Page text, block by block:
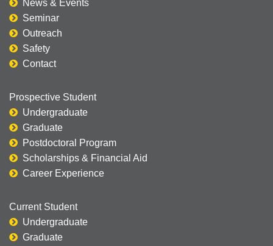
News & Events
Seminar
Outreach
Safety
Contact
Prospective Student
Undergraduate
Graduate
Postdoctoral Program
Scholarships & Financial Aid
Career Experience
Current Student
Undergraduate
Graduate